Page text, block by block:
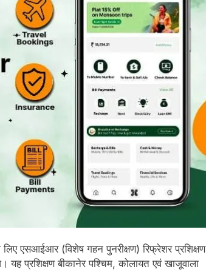
एसआईआर (विशेष गहन पुनरीक्षण) रिफ्रेशर प्रशिक्षण
प्रशिक्षण बीकानेर पश्चिम, कोलायत एवं खाजूवाला